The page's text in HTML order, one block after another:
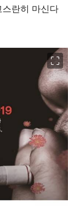
란히 마신다